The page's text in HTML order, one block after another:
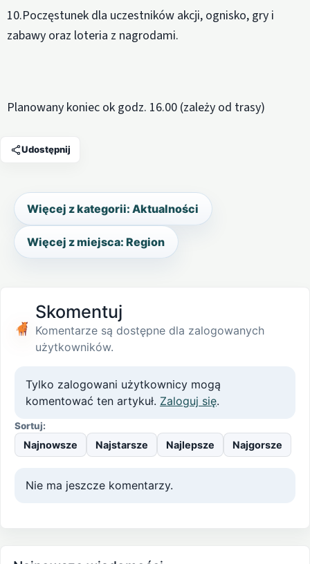
10.Poczęstunek dla uczestników akcji, ognisko, gry i
zabawy oraz loteria z nagrodami.
Planowany koniec ok godz. 16.00 (zależy od trasy)
Udostępnij
Więcej z kategorii: Aktualności
Więcej z miejsca: Region
Skomentuj
Komentarze są dostępne dla zalogowanych
użytkowników.
Tylko zalogowani użytkownicy mogą
komentować ten artykuł. Zaloguj się.
Sortuj:
Najnowsze Najstarsze Najlepsze Najgorsze
Nie ma jeszcze komentarzy.